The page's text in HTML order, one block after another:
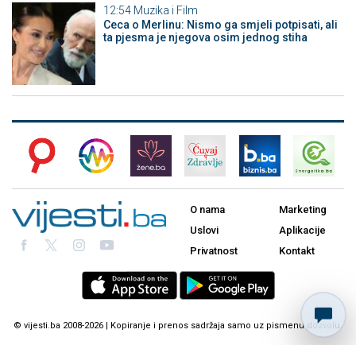
12:54 Muzika i Film
Ceca o Merlinu: Nismo ga smjeli potpisati, ali
ta pjesma je njegova osim jednog stiha
O nama
Uslovi
Privatnost
Marketing
Aplikacije
Kontakt
© vijesti.ba 2008-2026 | Kopiranje i prenos sadržaja samo uz pismenu dozvolu.